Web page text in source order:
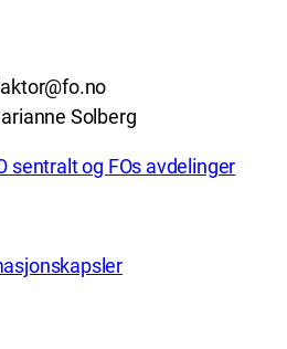
Solberg
sentralt og FOs avdelinger